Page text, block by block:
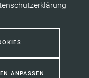
ANPASSEN